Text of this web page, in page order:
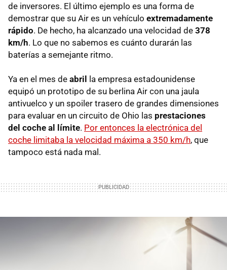
de inversores. El último ejemplo es una forma de
demostrar que su Air es un vehículo extremadamente
rápido. De hecho, ha alcanzado una velocidad de 378
km/h. Lo que no sabemos es cuánto durarán las
baterías a semejante ritmo.
Ya en el mes de abril la empresa estadounidense
equipó un prototipo de su berlina Air con una jaula
antivuelco y un spoiler trasero de grandes dimensiones
para evaluar en un circuito de Ohio las prestaciones
del coche al límite. Por entonces la electrónica del
coche limitaba la velocidad máxima a 350 km/h, que
tampoco está nada mal.